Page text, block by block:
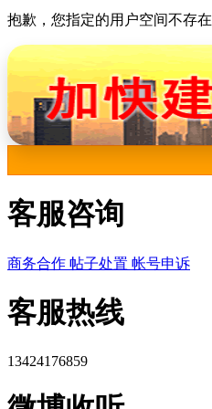
抱歉，您指定的用户空间不存在
客服咨询
商务合作 帖子处置 帐号申诉
客服热线
13424176859